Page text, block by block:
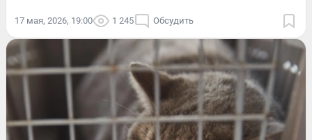
17 мая, 2026, 19:00 1 245 Обсудить